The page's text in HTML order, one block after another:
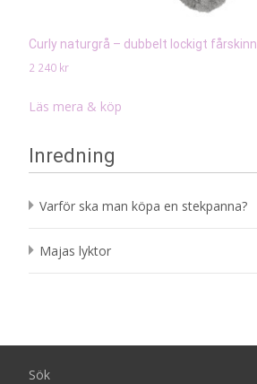
Curly naturgrå – dubbelt lockigt fårskinn
2 240 kr
Läs mera & köp
Inredning
Varför ska man köpa en stekpanna?
Majas lyktor
Sök